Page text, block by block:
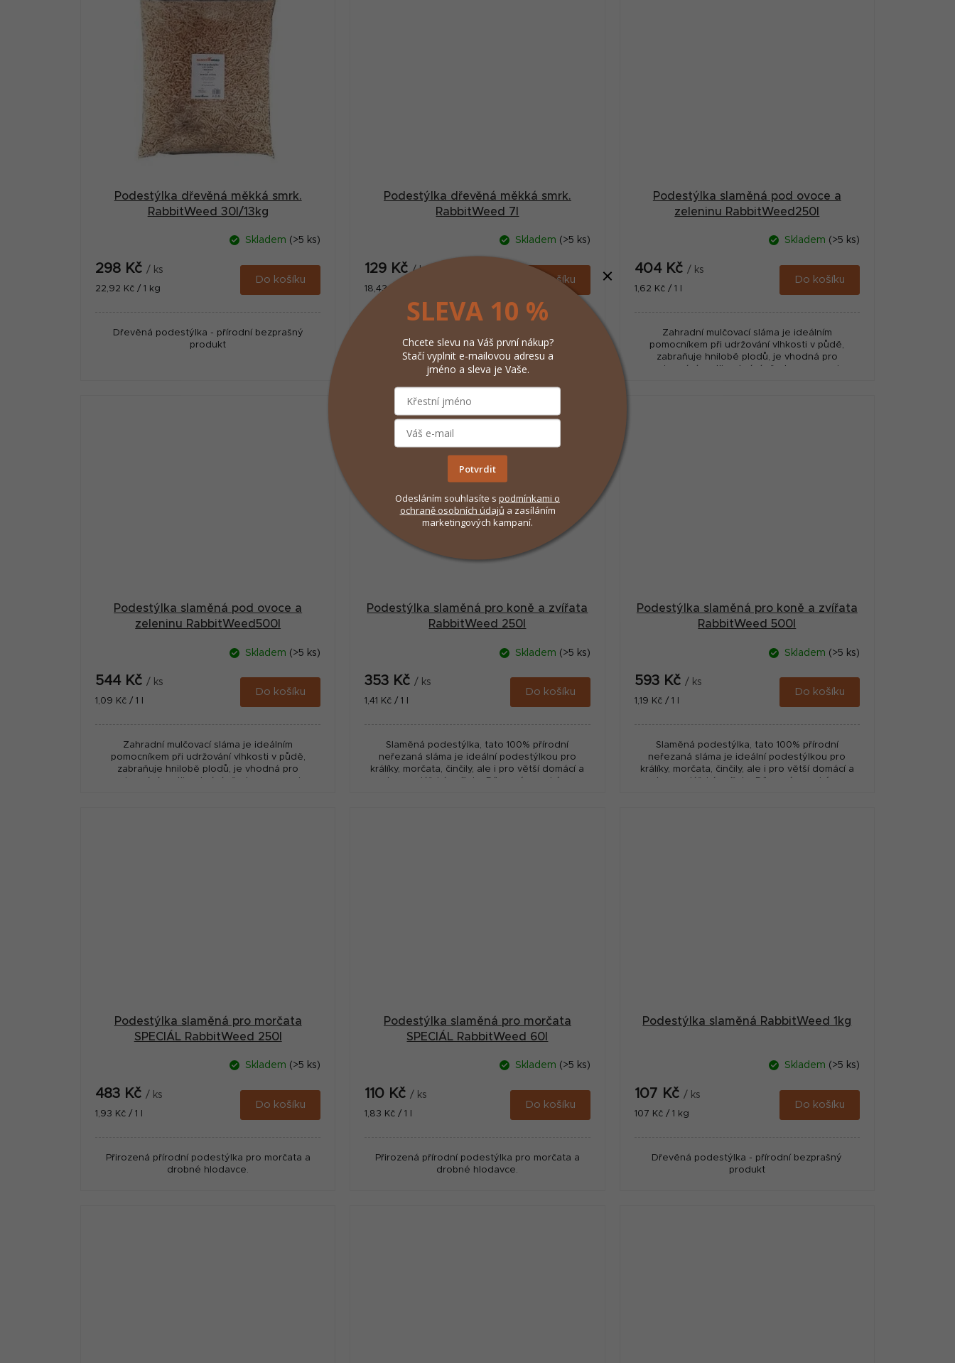
Podestýlka dřevěná měkká smrk.
RabbitWeed 30l/13kg
Skladem (>5 ks)
298 Kč / ks
Měrná
22,92 Kč / 1 kg
Do košíku
Dřevěná podestýlka - přírodní bezprašný
produkt
Podestýlka dřevěná měkká smrk.
RabbitWeed 7l
Skladem (>5 ks)
129 Kč/ ks
Měrná
cena:
18,43 Kč / 1 l
Do košíku
produkt
Podestýlka slaměná pod ovoce a
zeleninu RabbitWeed250l
Skladem (>5 ks)
404 Kč / ks
Měrná
1,62 Kč / 1 l
Do košíku
Zahradní mulčovací sláma je ideálním
pomocníkem při udržování vlhkosti v půdě,
zabraňuje hnilobě plodů, je vhodná pro
zazimování rostlin, chrání před mrazem a je
Podestýlka slaměná pod ovoce a
zeleninu RabbitWeed500l
Skladem (>5 ks)
544 Kč / ks
Měrná
1,09 Kč / 1 l
Do košíku
Zahradní mulčovací sláma je ideálním
pomocníkem při udržování vlhkosti v půdě,
zabraňuje hnilobě plodů, je vhodná pro
Podestýlka slaměná pro koně a zvířata
RabbitWeed 250l
Skladem (>5 ks)
353 Kč/ ks
Měrná
1,41 Kč / 1 l
Do košíku
Slaměná podestýlka, tato 100% přírodní
neřezaná sláma je ideální podestýlkou pro
králíky, morčata, činčily, ale i pro větší domácí a
Podestýlka slaměná pro koně a zvířata
RabbitWeed 500l
Skladem (>5 ks)
593 Kč / ks
Měrná
1,19 Kč / 1 l
Do košíku
Slaměná podestýlka, tato 100% přírodní
neřezaná sláma je ideální podestýlkou pro
králíky, morčata, činčily, ale i pro větší domácí a
Podestýlka slaměná pro morčata
SPECIÁL RabbitWeed 250l
Skladem (>5 ks)
483 Kč / ks
Měrná
1,93 Kč / 1 l
Do košíku
Přirozená přírodní podestýlka pro morčata a
drobné hlodavce.
Podestýlka slaměná pro morčata
SPECIÁL RabbitWeed 60l
Skladem (>5 ks)
110 Kč / ks
Měrná
1,83 Kč / 1 l
Do košíku
Přirozená přírodní podestýlka pro morčata a
drobné hlodavce.
Podestýlka slaměná RabbitWeed 1kg
Skladem (>5 ks)
107 Kč / ks
Měrná
107 Kč / 1 kg
Do košíku
Dřevěná podestýlka - přírodní bezprašný
produkt
SLEVA 10 %
Chcete slevu na Váš první nákup?
Stačí vyplnit e-mailovou adresu a
jméno a sleva je Vaše.
Potvrdit
Odesláním souhlasíte s podmínkami o
ochraně osobních údajů a zasíláním
marketingových kampaní.